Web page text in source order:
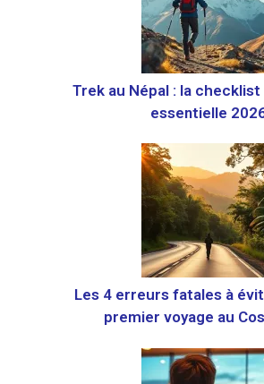
Trek au Népal : la
essentielle
Les 4 erreurs fatales à
premier voyage au